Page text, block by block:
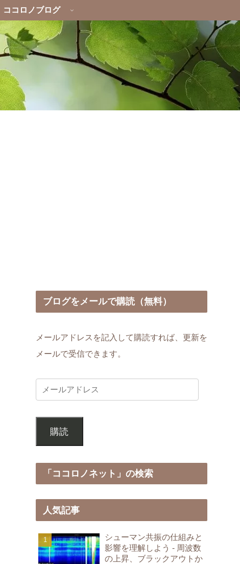
ココロノブログ
ブログをメールで購読（無料）
メールアドレスを記入して購読すれば、更新を
メールで受信できます。
購読
「ココロノネット」の検索
人気記事
シューマン共振の仕組みと
影響を理解しよう - 周波数
の上昇、ブラックアウトか